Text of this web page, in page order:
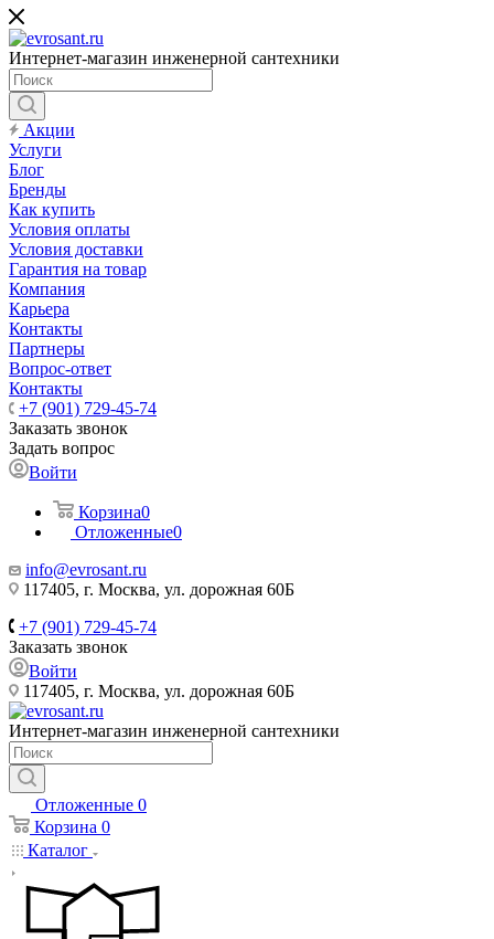
Интернет-магазин инженерной сантехники
Акции
Услуги
Блог
Бренды
Как купить
Условия оплаты
Условия доставки
Гарантия на товар
Компания
Карьера
Контакты
Партнеры
Вопрос-ответ
Контакты
+7 (901) 729-45-74
Заказать звонок
Задать вопрос
Войти
Корзина0
Отложенные0
info@evrosant.ru
117405, г. Москва, ул. дорожная 60Б
+7 (901) 729-45-74
Заказать звонок
Войти
117405, г. Москва, ул. дорожная 60Б
Интернет-магазин инженерной сантехники
Отложенные 0
Корзина 0
Каталог